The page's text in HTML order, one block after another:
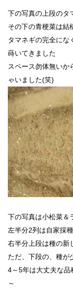
下の写真の上段のタ
その下の青梗菜は結
タマネギの完全にな
蒔いてきました
スペース勿体無いか
ゃいました(笑)
下の写真は小松菜＆
左半分2列は自家採
右半分上段は種の新
ただ、下段の、種が
4～5年は大丈夫な品
～